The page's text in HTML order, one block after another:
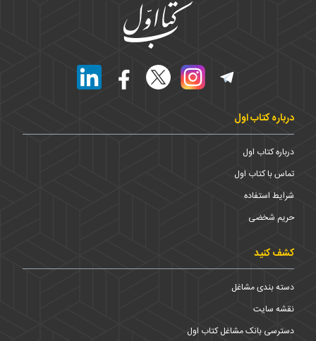
درباره کتاب اول
درباره کتاب اول
تماس با کتاب اول
شرایط استفاده
حریم شخضی
کشف کنید
دسته بندی مشاغل
نقشه سایت
دسترسی بانک مشاغل کتاب اول